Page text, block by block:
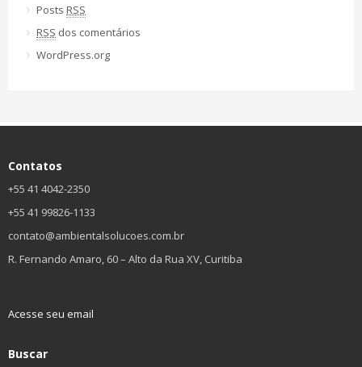
Posts RSS
RSS dos comentários
WordPress.org
Contatos
+55 41 4042-2350
+55 41 99826-1133
contato@ambientalsolucoes.com.br
R. Fernando Amaro, 60 – Alto da Rua XV, Curitiba
Acesse seu email
Buscar